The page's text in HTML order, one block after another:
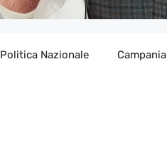
Politica Nazionale Campania